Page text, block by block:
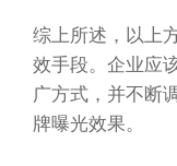
综上所述，以上
效手段。企业应
广方式，并不断
牌曝光效果。